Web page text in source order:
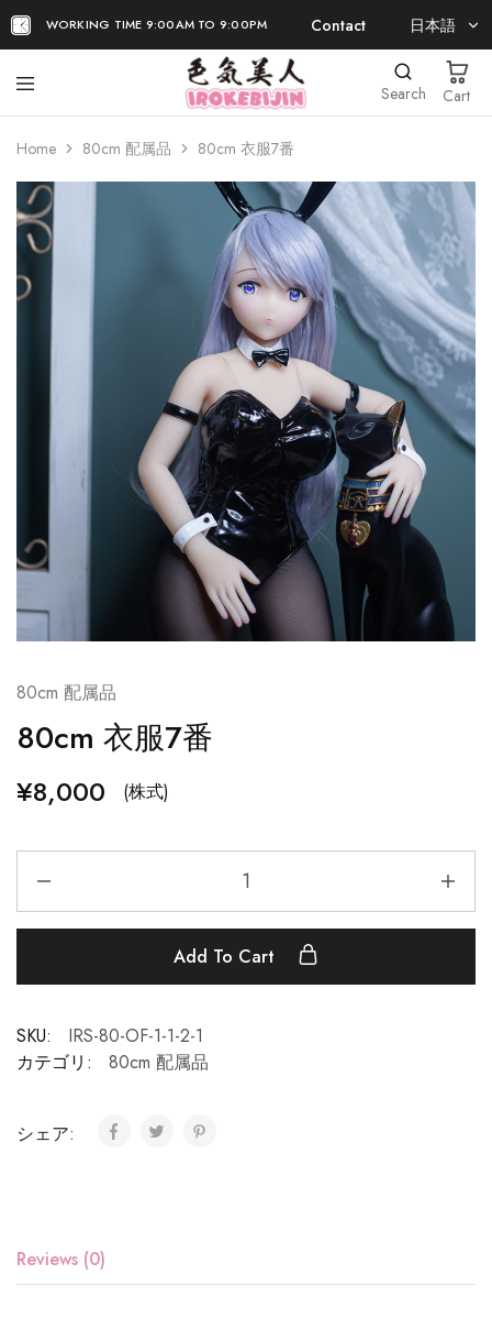
WORKING TIME 9:00AM TO 9:00PM Contact 日本語
日本語
EN
Search Cart
Home 80cm 配属品 80cm 衣服7番
80cm 配属品
80cm 衣服7番
¥8,000 (株式)
Add To Cart
SKU:
IRS-80-OF-1-1-2-1
カテゴリ:
80cm 配属品
シェア:
Reviews (0)